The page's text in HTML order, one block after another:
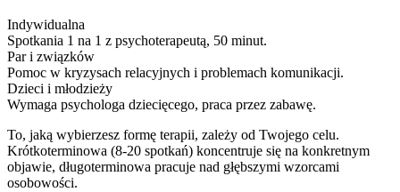
Indywidualna
Spotkania 1 na 1 z psychoterapeutą, 50 minut.
Par i związków
Pomoc w kryzysach relacyjnych i problemach komunikacji.
Dzieci i młodzieży
Wymaga psychologa dziecięcego, praca przez zabawę.
To, jaką wybierzesz formę terapii, zależy od Twojego celu.
Krótkoterminowa (8-20 spotkań) koncentruje się na konkretnym
objawie, długoterminowa pracuje nad głębszymi wzorcami
osobowości.